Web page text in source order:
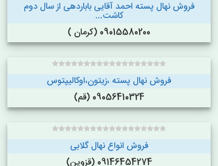
فروش نهال پسته احمد آقایی باباردهی از سال دوم
کاشت...
09015580200 (کرمان )
فروش نهال پسته ،زیتون،اوکالیپتوس
09056410324 (قم)
فروش انواع نهال گلابی
09146454274 (قزوین)